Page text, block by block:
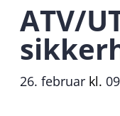
ATV/
26. februar kl.